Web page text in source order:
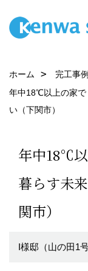
ホーム 完工事例
年中18℃以上の家で
い（下関市）
年中18℃
暮らす未
関市）
I様邸（山の田1